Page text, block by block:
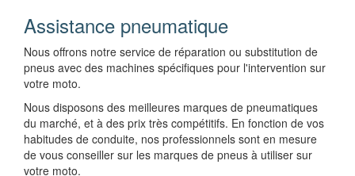
Assistance pneumatique
Nous offrons notre service de réparation ou substitution de
pneus avec des machines spécifiques pour l'intervention sur
votre moto.
Nous disposons des meilleures marques de pneumatiques
du marché, et à des prix très compétitifs. En fonction de vos
habitudes de conduite, nos professionnels sont en mesure
de vous conseiller sur les marques de pneus à utiliser sur
votre moto.